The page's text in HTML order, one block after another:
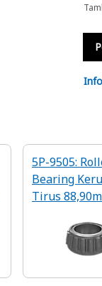
5P-9505:
Bearing
Tirus